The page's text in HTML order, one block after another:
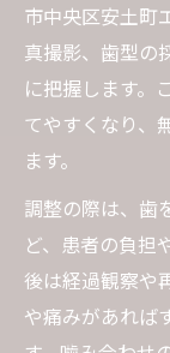
市中央区安土町
真撮影、歯型の
に把握します。
てやすくなり、
ます。
調整の際は、歯
ど、患者の負担
後は経過観察や
や痛みがあれば